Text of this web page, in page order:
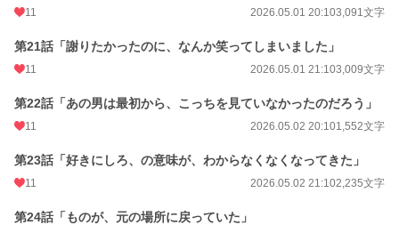
11 2026.05.01 20:103,091文字
第21話「謝りたかったのに、なんか笑ってしまいました」
11 2026.05.01 21:103,009文字
第22話「あの男は最初から、こっちを見ていなかったのだろう」
11 2026.05.02 20:101,552文字
第23話「好きにしろ、の意味が、わからなくなくなってきた」
11 2026.05.02 21:102,235文字
第24話「ものが、元の場所に戻っていた」